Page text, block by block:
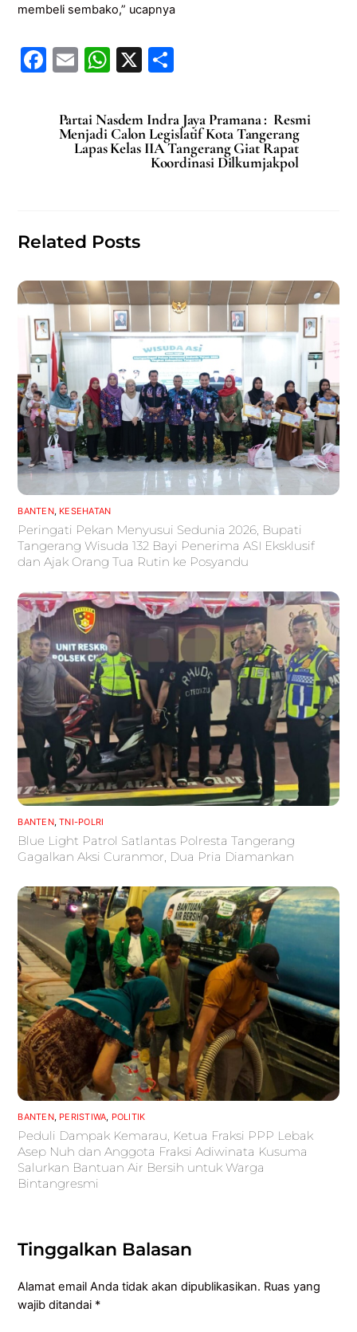
membeli sembako,” ucapnya
F
c
e
k
E
ai
l
W
at
s
A
X
ar
e
Partai Nasdem Indra Jaya Pramana : Resmi
Menjadi Calon Legislatif Kota Tangerang
Lapas Kelas IIA Tangerang Giat Rapat
Koordinasi Dilkumjakpol
Related Posts
BANTEN, KESEHATAN
Peringati Pekan Menyusui Sedunia 2026, Bupati
Tangerang Wisuda 132 Bayi Penerima ASI Eksklusif
dan Ajak Orang Tua Rutin ke Posyandu
BANTEN,TNI-POLRI
Blue Light Patrol Satlantas Polresta Tangerang
Gagalkan Aksi Curanmor, Dua Pria Diamankan
BANTEN, PERISTIWA POLITIK
Peduli Dampak Kemarau, Ketua Fraksi PPP Lebak
Asep Nuh dan Anggota Fraksi Adiwinata Kusuma
Salurkan Bantuan Air Bersih untuk Warga
Bintangresmi
Tinggalkan Balasan
Alamat email Anda tidak akan dipublikasikan. Ruas yang
wajib ditandai *